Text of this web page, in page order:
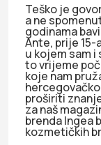
Teško je
a ne
godinama
Ante, prije
u kojem sam
to vrijeme
koje nam
proširiti
za naš
brenda Ingea
kozmetičkih